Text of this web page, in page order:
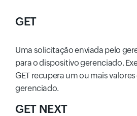
GET
Uma solicitação enviada pelo
para o dispositivo gerenciado.
GET recupera um ou mais
gerenciado.
GET NEXT